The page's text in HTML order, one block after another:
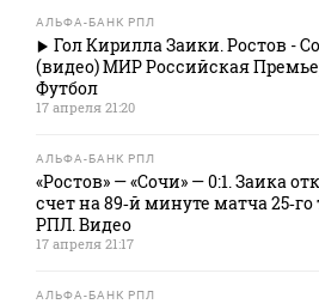
АЛЬФА-БАНК РПЛ
Гол Кирилла Заики. Ростов -
(видео) МИР Российская
Футбол
17 апреля 21:20
АЛЬФА-БАНК РПЛ
«Ростов» — «Сочи» — 0:1. Заика
счет на 89‑й минуте матча 25‑го
РПЛ. Видео
17 апреля 21:17
АЛЬФА-БАНК РПЛ